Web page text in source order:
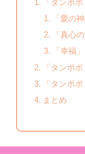
「タンポ
「愛の神
「真心の
「幸福」
「タンポ
「タンポ
まとめ